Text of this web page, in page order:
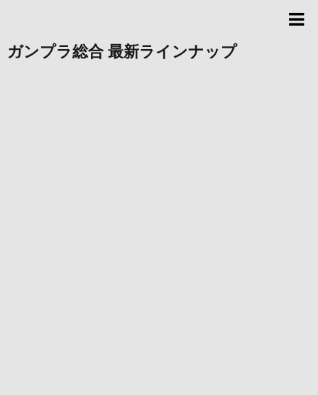
ガンプラ総合 最新ラインナップ